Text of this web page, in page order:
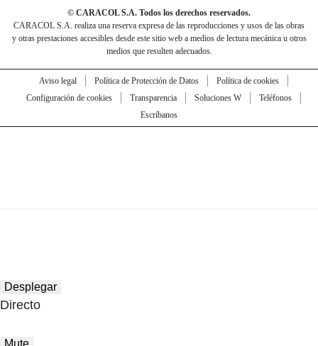
© CARACOL S.A. Todos los derechos reservados.
CARACOL S.A. realiza una reserva expresa de las reproducciones y usos de las obras
y otras prestaciones accesibles desde este sitio web a medios de lectura mecánica u otros
medios que resulten adecuados.
Aviso legal Política de Protección de Datos
Política de cookies
Configuración de cookies
Transparencia Soluciones W
Teléfonos
Escríbanos
Desplegar
Directo